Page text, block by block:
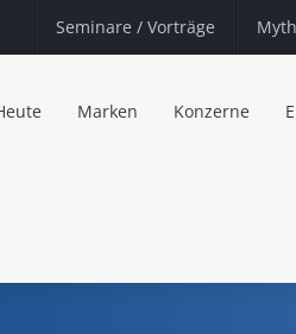
Seminare / Vorträge
Marken Konzerne